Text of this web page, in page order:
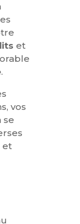
et
.
vos
se
et